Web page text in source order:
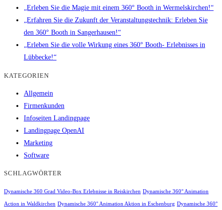
„Erleben Sie die Magie mit einem 360° Booth in Wermelskirchen!“
„Erfahren Sie die Zukunft der Veranstaltungstechnik: Erleben Sie
den 360° Booth in Sangerhausen!“
„Erleben Sie die volle Wirkung eines 360° Booth- Erlebnisses in
Lübbecke!“
KATEGORIEN
Allgemein
Firmenkunden
Infoseiten Landingpage
Landingpage OpenAI
Marketing
Software
SCHLAGWÖRTER
Dynamische 360 Grad Video-Box Erlebnisse in Reiskirchen Dynamische 360° Animation
Action in Waldkirchen Dynamische 360° Animation Aktion in Eschenburg Dynamische 360°